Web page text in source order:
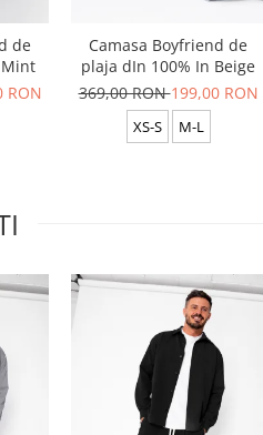
de
RON
Camasa Boyfriend de
plaja dIn 100% In Beige
369,00 RON199,00 RON
XS-S M-L